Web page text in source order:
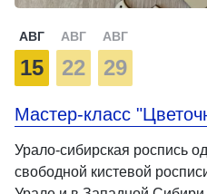
АВГ
15
АВГ
22
АВГ
29
Мастер-класс
Урало-сибирская роспись
свободной кистевой